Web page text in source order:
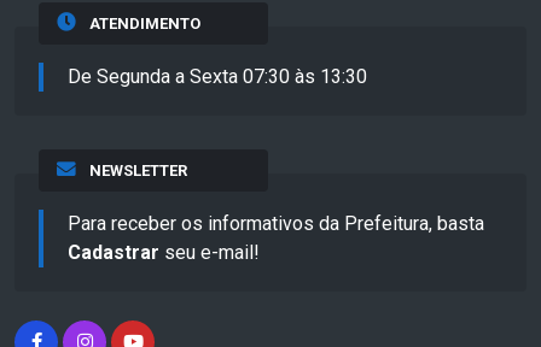
ATENDIMENTO
De Segunda a Sexta 07:30 às 13:30
NEWSLETTER
Para receber os informativos da Prefeitura, basta
Cadastrar seu e-mail!